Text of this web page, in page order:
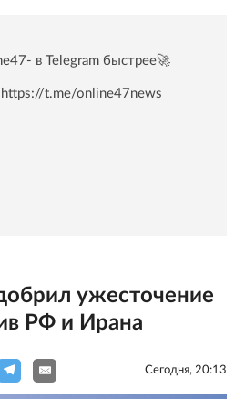
в Telegram быстрее🚀
https://t.me/online47news
ужесточение
РФ и Ирана
Сегодня, 20:13